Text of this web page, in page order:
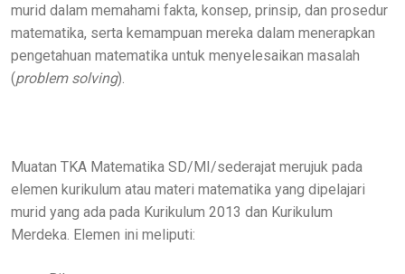
murid dalam memahami fakta, konsep, prinsip, dan prosedur
matematika, serta kemampuan mereka dalam menerapkan
pengetahuan matematika untuk menyelesaikan masalah
(problem solving).
Muatan TKA Matematika SD/MI/sederajat merujuk pada
elemen kurikulum atau materi matematika yang dipelajari
murid yang ada pada Kurikulum 2013 dan Kurikulum
Merdeka. Elemen ini meliputi: